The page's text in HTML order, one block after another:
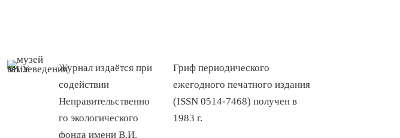
Журнал издаётся при
содействии
Неправительственно
го экологического
фонда имени В.И.
Гриф периодического
ежегодного печатного издания
(ISSN 0514-7468) получен в
1983 г.